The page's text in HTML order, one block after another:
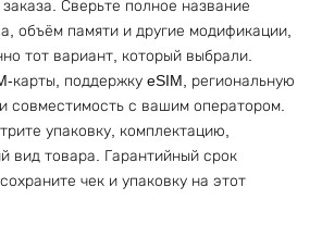
Сверьте полное название
объём памяти и другие модификации,
тот вариант, который выбрали.
карты, поддержку eSIM, региональную
совместимость с вашим оператором.
упаковку, комплектацию,
вид товара. Гарантийный срок
чек и упаковку на этот